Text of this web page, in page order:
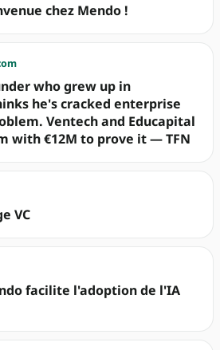
chez Mendo !
who grew up in
he's cracked enterprise
Ventech and Educapital
with €12M to prove it — TFN
VC
facilite l'adoption de l'IA